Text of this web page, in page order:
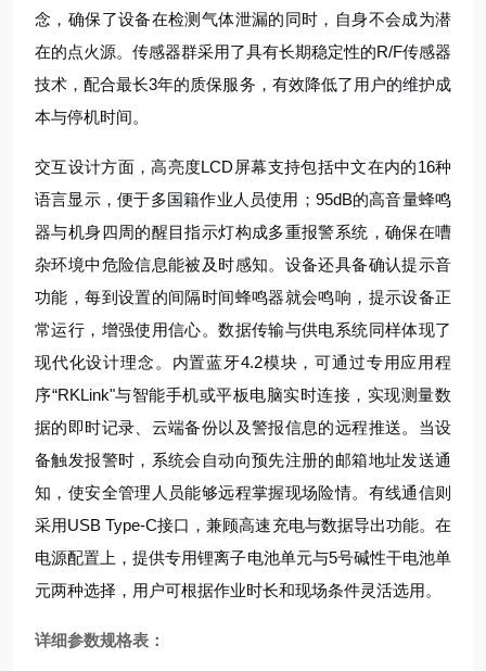
念，确保了设备在检测气体泄漏的同时，自身不会成为潜
在的点火源。传感器群采用了具有长期稳定性的R/F传感器
技术，配合最长3年的质保服务，有效降低了用户的维护成
本与停机时间。
交互设计方面，高亮度LCD屏幕支持包括中文在内的16种
语言显示，便于多国籍作业人员使用；95dB的高音量蜂鸣
器与机身四周的醒目指示灯构成多重报警系统，确保在嘈
杂环境中危险信息能被及时感知。设备还具备确认提示音
功能，每到设置的间隔时间蜂鸣器就会鸣响，提示设备正
常运行，增强使用信心。数据传输与供电系统同样体现了
现代化设计理念。内置蓝牙4.2模块，可通过专用应用程
序“RKLink"与智能手机或平板电脑实时连接，实现测量数
据的即时记录、云端备份以及警报信息的远程推送。当设
备触发报警时，系统会自动向预先注册的邮箱地址发送通
知，使安全管理人员能够远程掌握现场险情。有线通信则
采用USB Type-C接口，兼顾高速充电与数据导出功能。在
电源配置上，提供专用锂离子电池单元与5号碱性干电池单
元两种选择，用户可根据作业时长和现场条件灵活选用。
详细参数规格表：